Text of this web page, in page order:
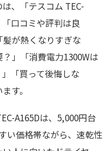
、「テスコム TEC-
口コミや評判は良
が熱くなりすぎな
」「消費電力1300Wは
「買って後悔しな
す。
A165Dは、5,000円台
い価格帯ながら、速乾性